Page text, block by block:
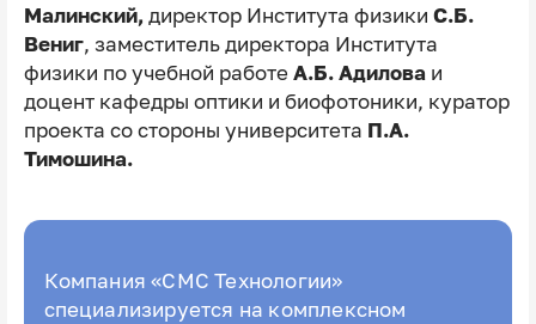
Малинский, директор Института физики С.Б.
Вениг, заместитель директора Института
физики по учебной работе А.Б. Адиловаи
доцент кафедры оптики и биофотоники, куратор
проекта со стороны университета П.А.
Тимошина.
Компания «СМС Технологии»
специализируется на комплексном